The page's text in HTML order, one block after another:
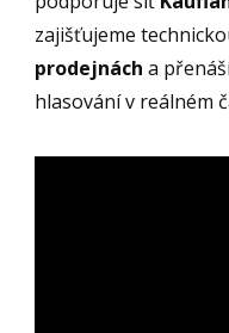
zajišťujeme
prodejnách a
hlasování v reálném